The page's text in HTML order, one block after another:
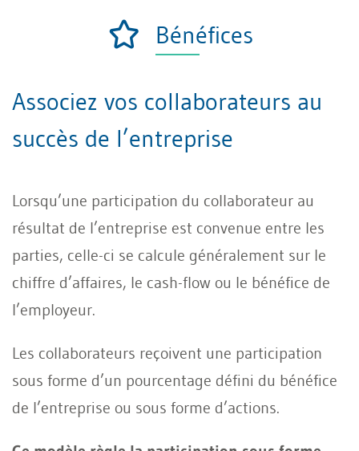
Bénéfices
Associez vos collaborateurs au
succès de l’entreprise
Lorsqu’une participation du collaborateur au
résultat de l’entreprise est convenue entre les
parties, celle-ci se calcule généralement sur le
chiffre d’affaires, le cash-flow ou le bénéfice de
l’employeur.
Les collaborateurs reçoivent une participation
sous forme d’un pourcentage défini du bénéfice
de l’entreprise ou sous forme d’actions.